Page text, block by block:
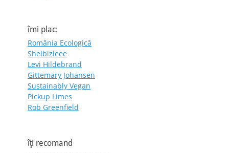
îmi plac:
România Ecologică
Shelbizleee
Levi Hildebrand
Gittemary Johansen
Sustainably Vegan
Pickup Limes
Rob Greenfield
îţi recomand